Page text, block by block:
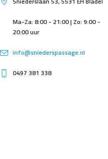
Ma-Za: 8:00 - 21:00 | Zo: 9:00 -
20:00 uur
info@sniederspassage.nl
0497 381 338